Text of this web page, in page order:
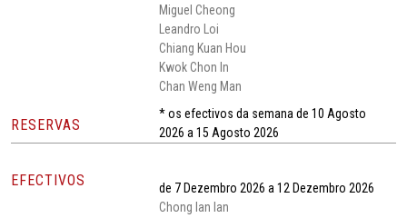
Miguel Cheong
Leandro Loi
Chiang Kuan Hou
Kwok Chon In
Chan Weng Man
RESERVAS
* os efectivos da semana de 10 Agosto
2026 a 15 Agosto 2026
EFECTIVOS
de 7 Dezembro 2026 a 12 Dezembro 2026
Chong Ian Ian